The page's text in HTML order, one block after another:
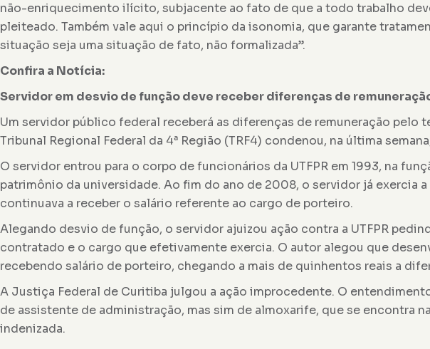
não-enriquecimento ilícito, subjacente ao fato de que a todo trabalho
pleiteado. Também vale aqui o princípio da isonomia, que garante
situação seja uma situação de fato, não formalizada”.
Confira a Notícia:
Servidor em desvio de função deve receber diferenças de
Um servidor público federal receberá as diferenças de remuneração
Tribunal Regional Federal da 4ª Região (TRF4) condenou, na última
O servidor entrou para o corpo de funcionários da UTFPR em 1993, na
patrimônio da universidade. Ao fim do ano de 2008, o servidor já exercia
continuava a receber o salário referente ao cargo de porteiro.
Alegando desvio de função, o servidor ajuizou ação contra a UTFPR
contratado e o cargo que efetivamente exercia. O autor alegou que
recebendo salário de porteiro, chegando a mais de quinhentos reais a
A Justiça Federal de Curitiba julgou a ação improcedente. O
de assistente de administração, mas sim de almoxarife, que se encontra
indenizada.